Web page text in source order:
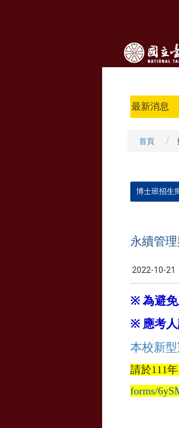
最新消息
首頁
博士班招生
永續管
2022-10-21
※ 為避
※ 應考
本校新
請於111年
forms/